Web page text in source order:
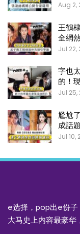
Aug 2,
王鶴
全網
Jul 22,
字也
的！
Jul 25,
尷尬
成話
Jul 10,
e选择，pop出e份子
大马史上内容最豪华